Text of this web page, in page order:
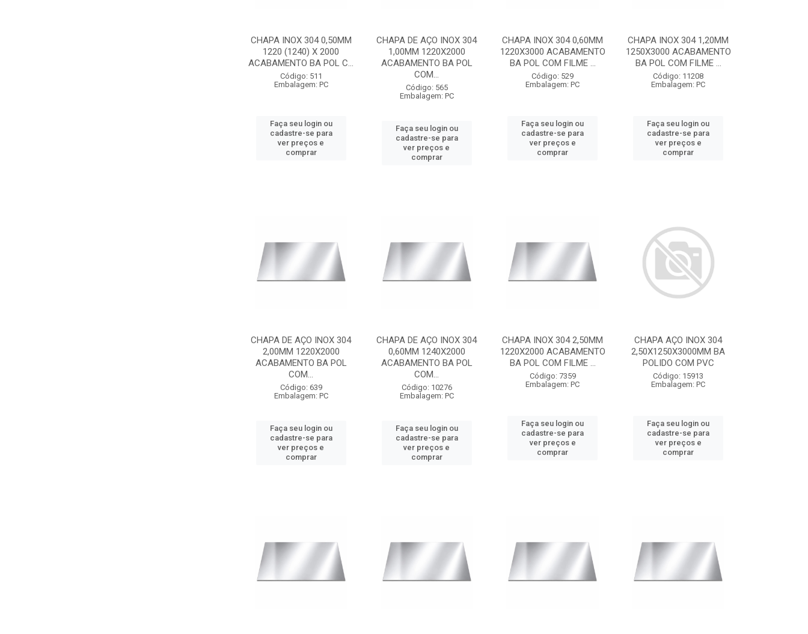
CHAPA INOX 304 0,50MM
1220 (1240) X 2000
ACABAMENTO BA POL C...
Código: 511
Embalagem: PC
Faça seu login ou
cadastre-se para
ver preços e
comprar
CHAPA DE AÇO INOX 304
1,00MM 1220X2000
ACABAMENTO BA POL
COM...
Código: 565
Embalagem: PC
Faça seu login ou
cadastre-se para
ver preços e
comprar
CHAPA INOX 304 0,60MM
1220X3000 ACABAMENTO
BA POL COM FILME ...
Código: 529
Embalagem: PC
Faça seu login ou
cadastre-se para
ver preços e
comprar
CHAPA INOX 304 1,20MM
1250X3000 ACABAMENTO
BA POL COM FILME ...
Código: 11208
Embalagem: PC
Faça seu login ou
cadastre-se para
ver preços e
comprar
CHAPA DE AÇO INOX 304
2,00MM 1220X2000
ACABAMENTO BA POL
COM...
Código: 639
Embalagem: PC
Faça seu login ou
cadastre-se para
ver preços e
comprar
CHAPA DE AÇO INOX 304
0,60MM 1240X2000
ACABAMENTO BA POL
COM...
Código: 10276
Embalagem: PC
Faça seu login ou
cadastre-se para
ver preços e
comprar
CHAPA INOX 304 2,50MM
1220X2000 ACABAMENTO
BA POL COM FILME ...
Código: 7359
Embalagem: PC
Faça seu login ou
cadastre-se para
ver preços e
comprar
CHAPA AÇO INOX 304
2,50X1250X3000MM BA
POLIDO COM PVC
Código: 15913
Embalagem: PC
Faça seu login ou
cadastre-se para
ver preços e
comprar